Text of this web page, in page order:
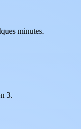
minutes.
3.